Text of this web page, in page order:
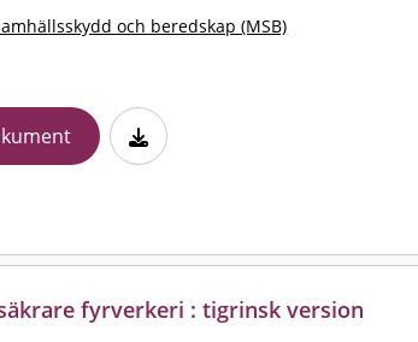
och beredskap (MSB)
fyrverkeri : tigrinsk version